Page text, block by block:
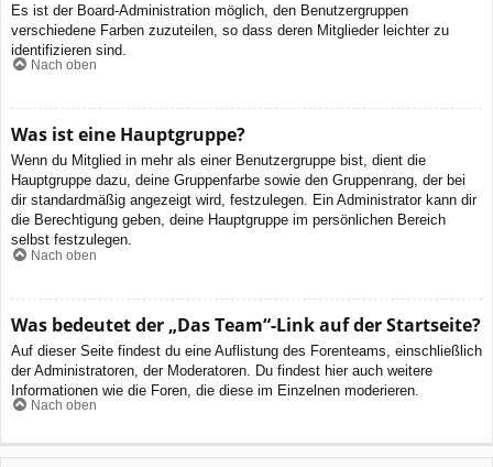
Es ist der Board-Administration möglich, den Benutzergruppen
verschiedene Farben zuzuteilen, so dass deren Mitglieder leichter zu
identifizieren sind.
Nach oben
Was ist eine Hauptgruppe?
Wenn du Mitglied in mehr als einer Benutzergruppe bist, dient die
Hauptgruppe dazu, deine Gruppenfarbe sowie den Gruppenrang, der bei
dir standardmäßig angezeigt wird, festzulegen. Ein Administrator kann dir
die Berechtigung geben, deine Hauptgruppe im persönlichen Bereich
selbst festzulegen.
Nach oben
Was bedeutet der „Das Team“-Link auf der Startseite?
Auf dieser Seite findest du eine Auflistung des Forenteams, einschließlich
der Administratoren, der Moderatoren. Du findest hier auch weitere
Informationen wie die Foren, die diese im Einzelnen moderieren.
Nach oben